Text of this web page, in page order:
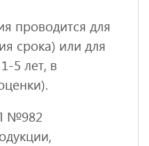
проводится для
срока) или для
5 лет, в
№982